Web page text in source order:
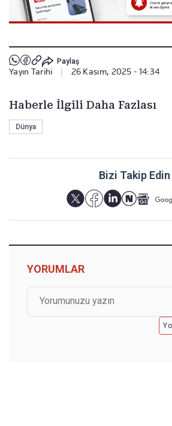
Paylaş
Yayın Tarihi 26 Kasım, 2025 - 14:34
Haberle İlgili Daha Fazlası
Dünya
Bizi Takip Edin
YORUMLAR